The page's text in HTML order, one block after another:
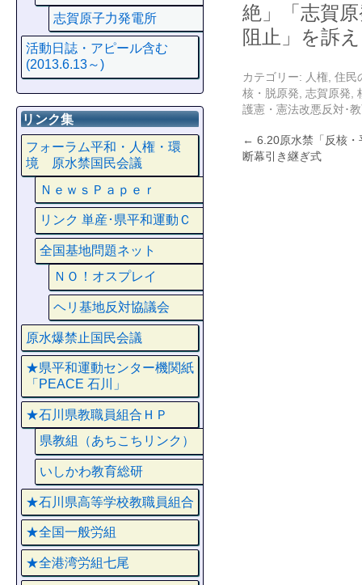
絶」「志賀
阻止」を訴
カテゴリー: 人権 住民
核・脱原発 志賀原発
護憲・憲法改悪反対･
← 6.20原水禁「反核
断幕引き継ぎ式
志賀原子力発電所
活動日誌・アピール含む
(2013.6.13～)
リンク集
フォーラム平和・人権・環
境 原水禁国民会議
ＮｅｗｓＰａｐｅｒ
リンク 単産･県平和運動Ｃ
全国基地問題ネット
ＮＯ！オスプレイ
ヘリ基地反対協議会
原水爆禁止国民会議
★県平和運動センター機関紙
「PEACE 石川」
★石川県教職員組合ＨＰ
県教組（あちこちリンク）
いしかわ教育総研
★石川県高等学校教職員組合
★全国一般労組
★全港湾労組七尾